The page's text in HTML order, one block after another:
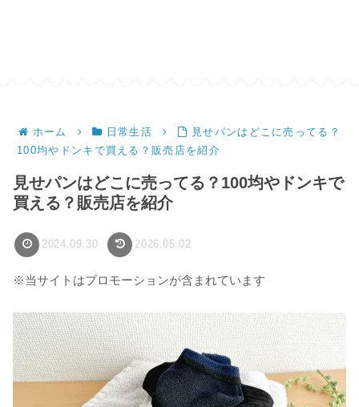
ホーム 日常生活
見せパンはどこに売ってる？
100均やドンキで買える？販売店を紹介
見せパンはどこに売ってる？100均やドンキで
買える？販売店を紹介
2024.09.30 2026.05.02
※当サイトはプロモーションが含まれています